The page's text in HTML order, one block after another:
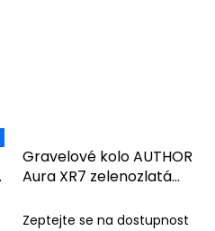
Gravelové kolo AUTHOR
Aura XR7 zelenozlatá
Zeptejte se na dostupnost